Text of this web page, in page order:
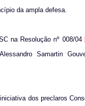
da ampla defesa.
na Resolução nº 008/04
Samartin
dos preclaros